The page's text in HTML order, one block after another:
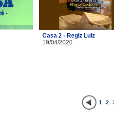
Casa 2 - Regiz Luiz
19/04/2020
1 2